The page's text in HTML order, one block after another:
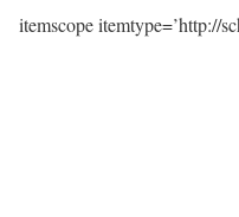
itemscope itemtype=’http://